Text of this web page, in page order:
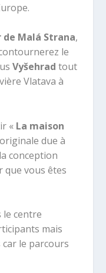
Malá Strana,
le
Vyšehrad tout
Vlatava à
« La maison
due à
conception
que vous êtes
le centre
mais
le parcours